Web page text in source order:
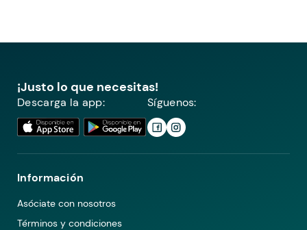
¡Justo lo que necesitas!
Descarga la app: Síguenos:
Información
Asóciate con nosotros
Términos y condiciones